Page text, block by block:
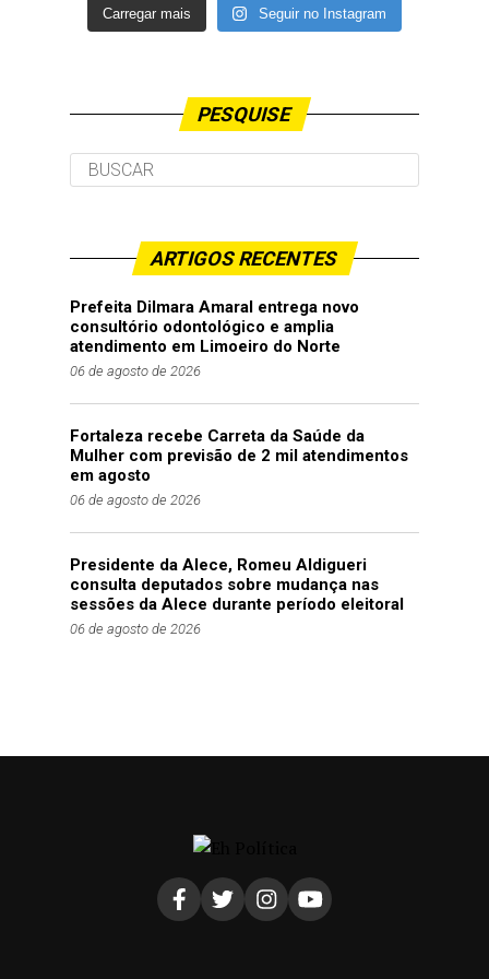
Carregar mais Seguir no Instagram
PESQUISE
ARTIGOS RECENTES
Prefeita Dilmara Amaral entrega novo
consultório odontológico e amplia
atendimento em Limoeiro do Norte
06 de agosto de 2026
Fortaleza recebe Carreta da Saúde da
Mulher com previsão de 2 mil atendimentos
em agosto
06 de agosto de 2026
Presidente da Alece, Romeu Aldigueri
consulta deputados sobre mudança nas
sessões da Alece durante período eleitoral
06 de agosto de 2026